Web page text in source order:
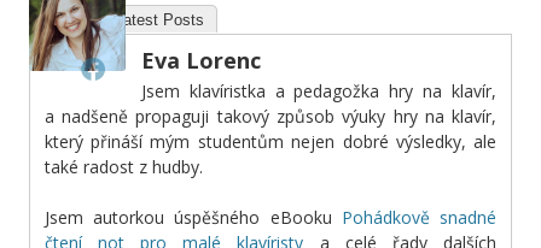
About Latest Posts
Eva Lorenc
Jsem klavíristka a pedagožka hry na klavír,
a nadšeně propaguji takový způsob výuky hry na klavír,
který přináší mým studentům nejen dobré výsledky, ale
také radost z hudby.
Jsem autorkou úspěšného eBooku Pohádkově snadné
čtení not pro malé klavíristy a celé řady dalších